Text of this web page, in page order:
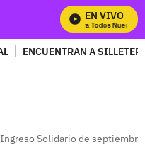
EN VIVO
Mira Todos Nuestros
ENCUENTRAN A
Ingreso Solidario de